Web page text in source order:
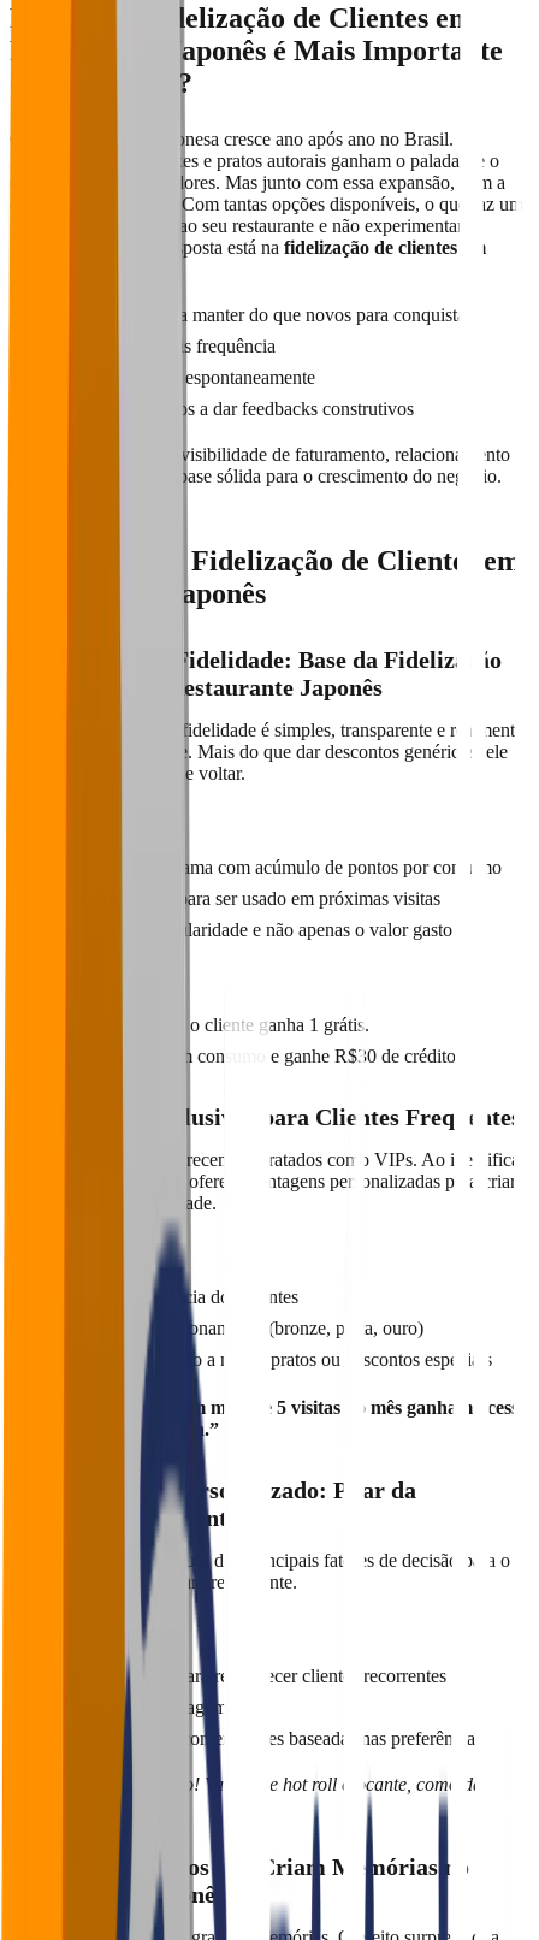
Por Que a Fidelização de Clientes em
Restaurante Japonês é Mais Importante
do que Nunca?
O setor de comida japonesa cresce ano após ano no Brasil.
Rodízios, temakis, pokes e pratos autorais ganham o paladar (e o
coração) dos consumidores. Mas junto com essa expansão, vem a
concorrência acirrada. Com tantas opções disponíveis, o que faz um
cliente escolher voltar ao seu restaurante e não experimentar o
próximo da lista? A resposta está na fidelização de clientes em
Custam menos para manter do que novos para conquistar
Compram com mais frequência
Indicam sua marca espontaneamente
Estão mais dispostos a dar feedbacks construtivos
Fidelizar é garantir previsibilidade de faturamento, relacionamento
de longo prazo e uma base sólida para o crescimento do negócio.
Estratégias de Fidelização de Clientes em
Restaurante Japonês
1. Programa de Fidelidade: Base da Fidelização
de Clientes em Restaurante Japonês
Um bom programa de fidelidade é simples, transparente e realmente
vantajoso para o cliente. Mais do que dar descontos genéricos, ele
precisa gerar vontade de voltar.
Estruture um programa com acúmulo de pontos por consumo
Ofereça cashback para ser usado em próximas visitas
Recompense a regularidade e não apenas o valor gasto
A cada 10 rodízios, o cliente ganha 1 grátis.
Acumule R$300 em consumo e ganhe R$30 de crédito.
2. Benefícios Exclusivos para Clientes Frequentes
Clientes recorrentes merecem ser tratados como VIPs. Ao identificar
quem são os mais fiéis, ofereça vantagens personalizadas para criar
um senso de exclusividade.
Monitore a frequência dos clientes
Crie níveis de relacionamento (bronze, prata, ouro)
Dê acesso antecipado a novos pratos ou descontos especiais
“Clientes com mais de 5 visitas no mês ganham acesso
ao prato secreto da casa.”
3. Atendimento Personalizado: Pilar da
Fidelização de Clientes
O atendimento ainda é um dos principais fatores de decisão para o
cliente voltar ou não a um restaurante.
Treine sua equipe para reconhecer clientes recorrentes
Personalize a abordagem
Surpreenda com recomendações baseadas nas preferências
“Boa noite, Sr. Eduardo! Vamos de hot roll crocante, como da
4. Brindes e Mimos que Criam Memórias no
Restaurante Japonês